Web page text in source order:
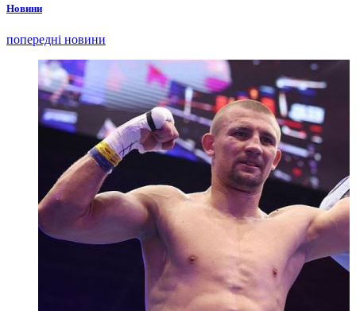
Новини
попередні новини